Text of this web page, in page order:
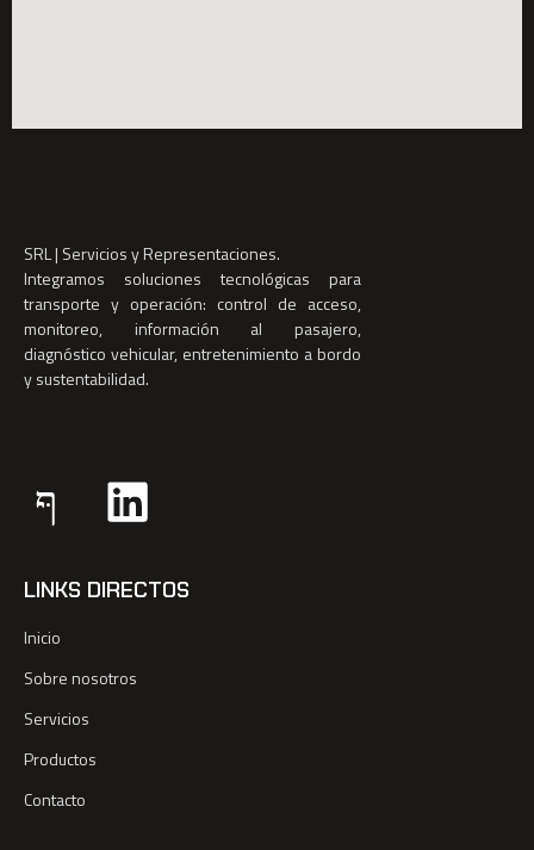
SRL | Servicios y Representaciones.
Integramos soluciones tecnológicas para
transporte y operación: control de acceso,
monitoreo, información al pasajero,
diagnóstico vehicular, entretenimiento a bordo
y sustentabilidad.
LINKS DIRECTOS
Inicio
Sobre nosotros
Servicios
Productos
Contacto